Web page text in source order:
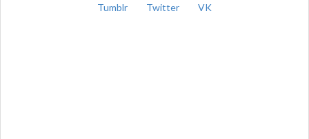
Tumblr
Twitter VK